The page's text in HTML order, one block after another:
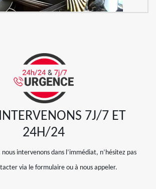
7J/7 ET
24H/24
nous intervenons dans l’immédiat, n’hésitez pas
via le formulaire ou à nous appeler.